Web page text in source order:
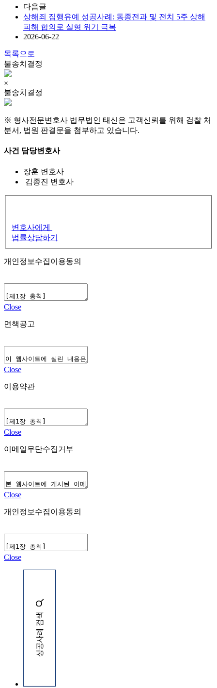
다음글
상해죄 집행유예 성공사례: 동종전과 및 전치 5주 상해
피해 합의로 실형 위기 극복
2026-06-22
목록으로
불송치결정
×
불송치결정
※ 형사전문변호사 법무법인 태신은 고객신뢰를 위해 검찰 처
분서, 법원 판결문을 첨부하고 있습니다.
사건 담당변호사
장훈 변호사
김종진 변호사
변호사에게
법률상담하기
개인정보수집이용동의
Close
면책공고
Close
이용약관
Close
이메일무단수집거부
Close
개인정보수집이용동의
Close